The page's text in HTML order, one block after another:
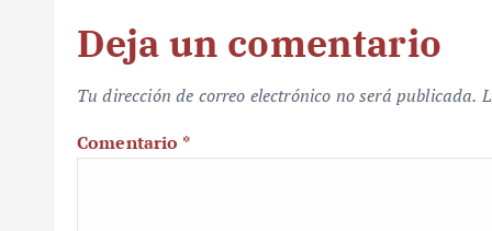
Deja un comentario
Tu dirección de correo electrónico no será publicada.
Comentario *